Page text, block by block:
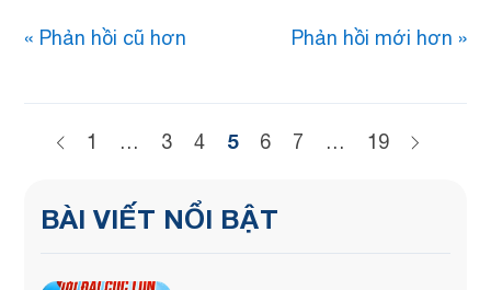
« Phản hồi cũ hơn Phản hồi mới hơn »
1 … 3 4 5 6 7 … 19
BÀI VIẾT NỔI BẬT